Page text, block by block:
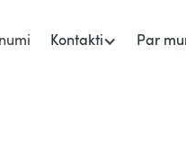
Kontakti Par